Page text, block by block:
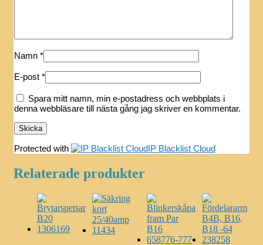
Namn *
E-post *
Spara mitt namn, min e-postadress och webbplats i
denna webbläsare till nästa gång jag skriver en kommentar.
Protected with IP Blacklist Cloud
Relaterade produkter